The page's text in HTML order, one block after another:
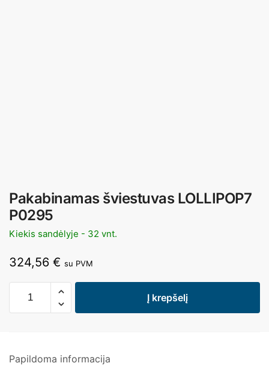
Pakabinamas šviestuvas LOLLIPOP7
P0295
Kiekis sandėlyje - 32 vnt.
324,56 € su PVM
Į krepšelį
Papildoma informacija